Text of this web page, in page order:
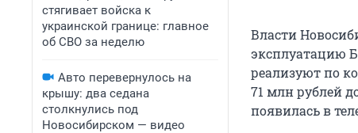
стягивает войска к
украинской границе: главное
об СВО за неделю
Авто перевернулось на
крышу: два седана
столкнулись под
Новосибирском — видео
Власти
эксплуатацию
реализуют по
71 млн рублей
появилась в